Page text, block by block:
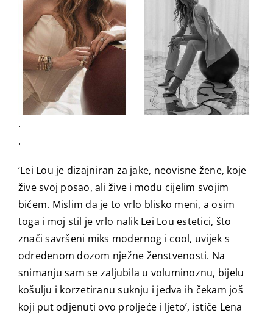
.
.
‘Lei Lou je dizajniran za jake, neovisne žene, koje
žive svoj posao, ali žive i modu cijelim svojim
bićem. Mislim da je to vrlo blisko meni, a osim
toga i moj stil je vrlo nalik Lei Lou estetici, što
znači savršeni miks modernog i cool, uvijek s
određenom dozom nježne ženstvenosti. Na
snimanju sam se zaljubila u voluminoznu, bijelu
košulju i korzetiranu suknju i jedva ih čekam još
koji put odjenuti ovo proljeće i ljeto’, ističe Lena